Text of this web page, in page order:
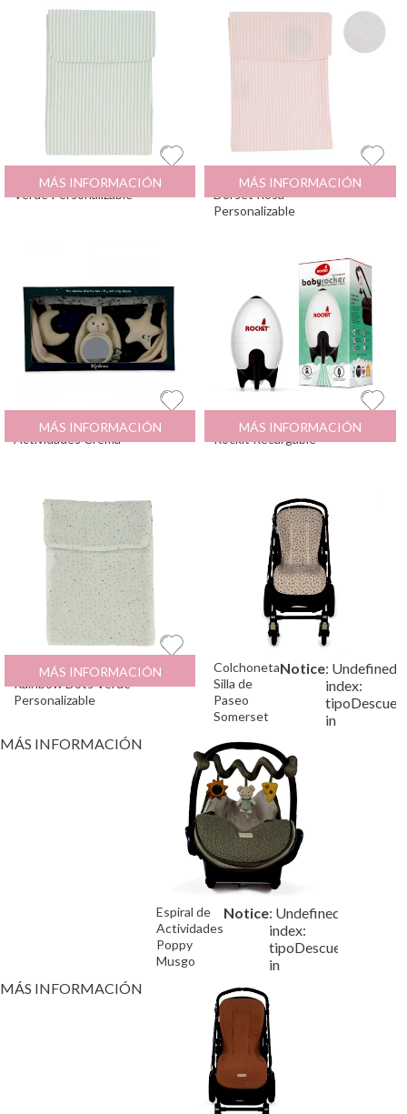
Bolsa Pañales Dorset
Verde Personalizable
12.95
MÁS INFORMACIÓN
Bolsa Para Pañales
Dorset Rosa
Personalizable
19.5
MÁS INFORMACIÓN
Cadena de
Actividades Crema
22.99
MÁS INFORMACIÓN
Mecedor Carro Bebé
Rockit Recargable
68
MÁS INFORMACIÓN
Bolsa para Pañales
Rainbow Dots Verde
Personalizable
12.95
MÁS INFORMACIÓN
Colchoneta
Silla de
Paseo
Somerset
Notice: Undefined
index:
in
MÁS INFORMACIÓN
Espiral de
Actividades
Poppy
Musgo
Notice: Undefined
index:
tipoDescuento
in
MÁS INFORMACIÓN